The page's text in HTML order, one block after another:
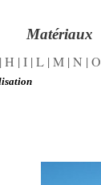
| H | I | L | M | N | O
Matériaux